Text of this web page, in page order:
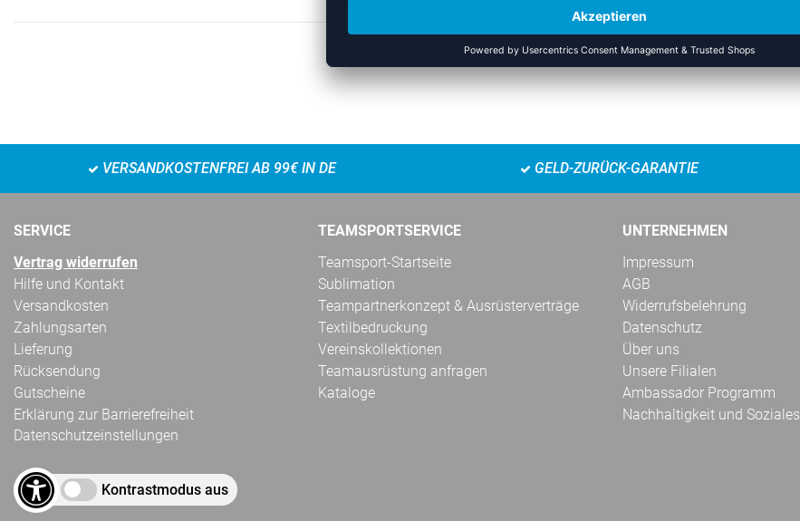
ZULETZT ANGESEHEN
VERSANDKOSTENFREI AB 99€ IN DE GELD-ZURÜCK-GARANTIE
SERVICE
Vertrag widerrufen
Hilfe und Kontakt
Versandkosten
Zahlungsarten
Lieferung
Rücksendung
Gutscheine
Erklärung zur Barrierefreiheit
Datenschutzeinstellungen
Kontrastmodus aus
TEAMSPORTSERVICE
Teamsport-Startseite
Sublimation
Teampartnerkonzept & Ausrüsterverträge
Textilbedruckung
Vereinskollektionen
Teamausrüstung anfragen
Kataloge
UNTERNEHMEN
Impressum
AGB
Widerrufsbelehrung
Datenschutz
Über uns
Unsere Filialen
Ambassador Programm
Nachhaltigkeit und Soziales